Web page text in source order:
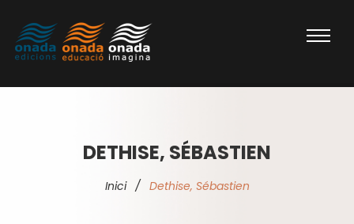
DETHISE, SÉBASTIEN
Inici / Dethise, Sébastien